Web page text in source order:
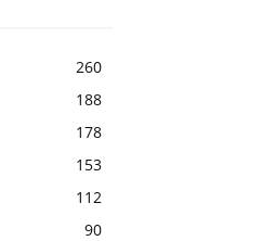
260
188
178
153
112
90